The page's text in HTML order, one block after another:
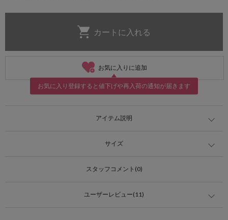
お気に入りに追加
お気に入り登録すると値下げや再入荷の通知が届きます
アイテム説明
サイズ
スタッフコメント(0)
ユーザーレビュー(11)